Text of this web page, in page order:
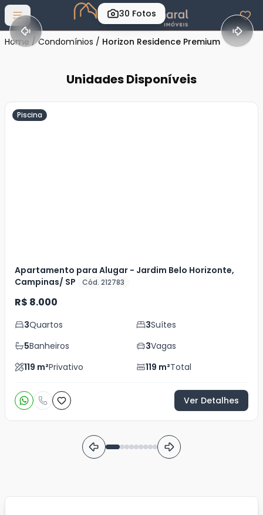
Abrir menu
30 Fotos
Home / Condomínios / Horizon Residence Premium
Unidades Disponíveis
Piscina
Apartamento para Alugar - Jardim Belo Horizonte,
Campinas/ SP
Cód. 212783
R$ 8.000
3Quartos 3Suítes
5Banheiros 3Vagas
119 m²Privativo 119 m²Total
Ver Detalhes